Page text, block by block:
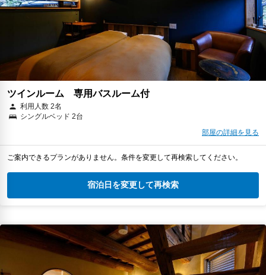
ツインルーム 専用バスルーム付
利用人数 2名
シングルベッド 2台
部屋の詳細を見る
ご案内できるプランがありません。条件を変更して再検索してください。
宿泊日を変更して再検索